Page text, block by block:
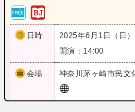
日時
2025年6月1日（日）
開演：14:00
会場 神奈川茅ヶ崎市民文